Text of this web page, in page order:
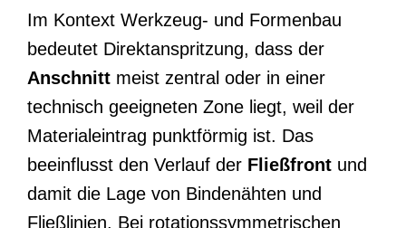
Im Kontext Werkzeug- und Formenbau
bedeutet Direktanspritzung, dass der
Anschnitt meist zentral oder in einer
technisch geeigneten Zone liegt, weil der
Materialeintrag punktförmig ist. Das
beeinflusst den Verlauf der Fließfront und
damit die Lage von Bindenähten und
Fließlinien. Bei rotationssymmetrischen